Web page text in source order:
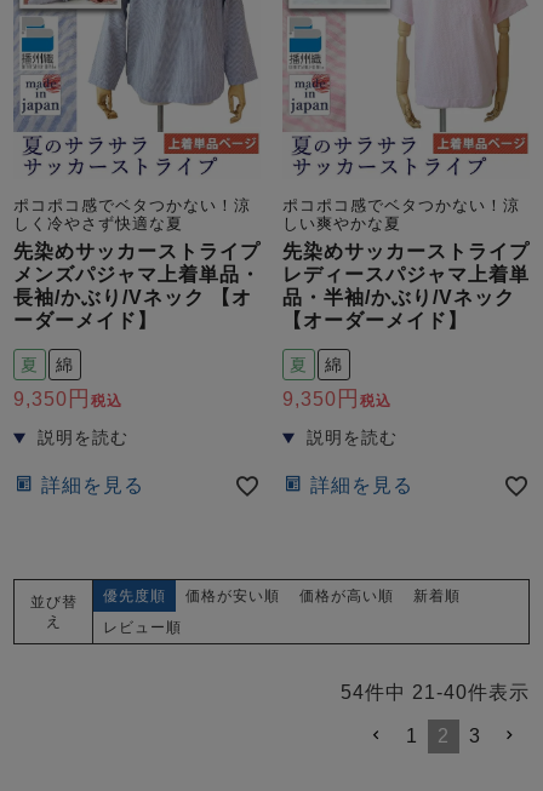
ポコポコ感でベタつかない！涼
しく冷やさず快適な夏
先染めサッカーストライプ
メンズパジャマ上着単品・
長袖/かぶり/Vネック 【オ
ーダーメイド】
夏 綿
9,350 税込
詳細を見る
ポコポコ感でベタつかない！涼
しい爽やかな夏
先染めサッカーストライプ
レディースパジャマ上着単
品・半袖/かぶり/Vネック
【オーダーメイド】
夏 綿
9,350 税込
詳細を見る
並び替
え
優先度順 価格が安い順 価格が高い順
新着順
レビュー順
54件中 21 -40件表示
1 2 3